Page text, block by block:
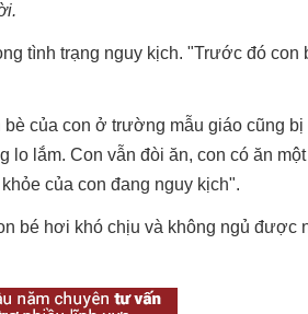
tình trạng nguy kịch. "Trước đó con
của con ở trường mẫu giáo cũng bị
lo lắm. Con vẫn đòi ăn, con có ăn
của con đang nguy kịch".
bé hơi khó chịu và không ngủ được